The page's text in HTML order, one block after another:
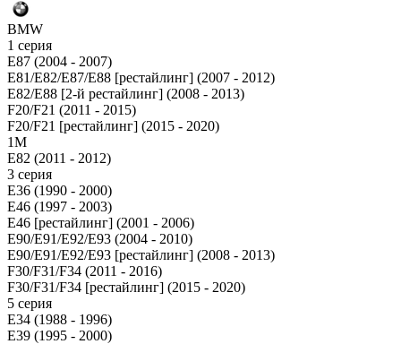
BMW
1 серия
E87 (2004 - 2007)
E81/E82/E87/E88 [рестайлинг] (2007 - 2012)
E82/E88 [2-й рестайлинг] (2008 - 2013)
F20/F21 (2011 - 2015)
F20/F21 [рестайлинг] (2015 - 2020)
1M
E82 (2011 - 2012)
3 серия
E36 (1990 - 2000)
E46 (1997 - 2003)
E46 [рестайлинг] (2001 - 2006)
E90/E91/E92/E93 (2004 - 2010)
E90/E91/E92/E93 [рестайлинг] (2008 - 2013)
F30/F31/F34 (2011 - 2016)
F30/F31/F34 [рестайлинг] (2015 - 2020)
5 серия
E34 (1988 - 1996)
E39 (1995 - 2000)